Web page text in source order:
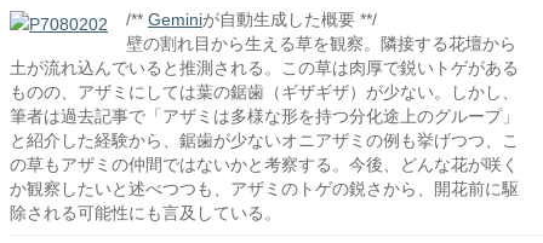
/** Geminiが自動生成した概要 **/
壁の割れ目から生える草を観察。隣接する花壇から
土が流れ込んでいると推測される。この草は肉厚で鋭いトゲがある
ものの、アザミにしては葉の鋸歯（ギザギザ）が少ない。しかし、
筆者は過去記事で「アザミは多様な形を持つ分化途上のグループ」
と紹介した経験から、鋸歯が少ないオニアザミの例も挙げつつ、こ
の草もアザミの仲間ではないかと考察する。今後、どんな花が咲く
か観察したいと述べつつも、アザミのトゲの鋭さから、開花前に駆
除される可能性にも言及している。